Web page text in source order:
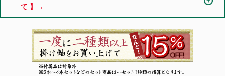
て 】→